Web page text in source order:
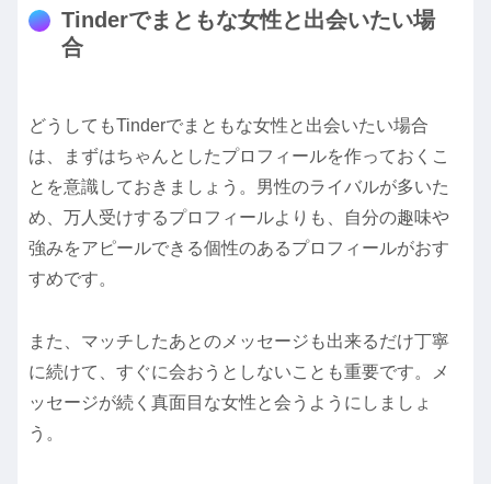
Tinderでまともな女性と出会いたい場
合
どうしてもTinderでまともな女性と出会いたい場合
は、まずはちゃんとしたプロフィールを作っておくこ
とを意識しておきましょう。男性のライバルが多いた
め、万人受けするプロフィールよりも、自分の趣味や
強みをアピールできる個性のあるプロフィールがおす
すめです。
また、マッチしたあとのメッセージも出来るだけ丁寧
に続けて、すぐに会おうとしないことも重要です。メ
ッセージが続く真面目な女性と会うようにしましょ
う。